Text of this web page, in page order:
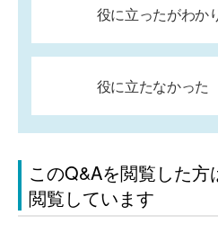
役に立ったがわか
役に立たなかった
このQ&Aを閲覧した方
閲覧しています